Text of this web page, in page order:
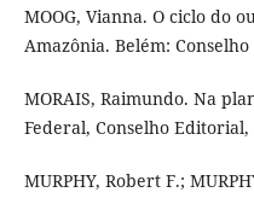
MOOG, Vianna. O ciclo do
Amazônia. Belém:
MORAIS, Raimundo. Na
Federal, Conselho Editorial,
MURPHY, Robert F.;